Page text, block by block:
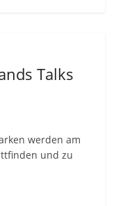
Talks
werden am
und zu